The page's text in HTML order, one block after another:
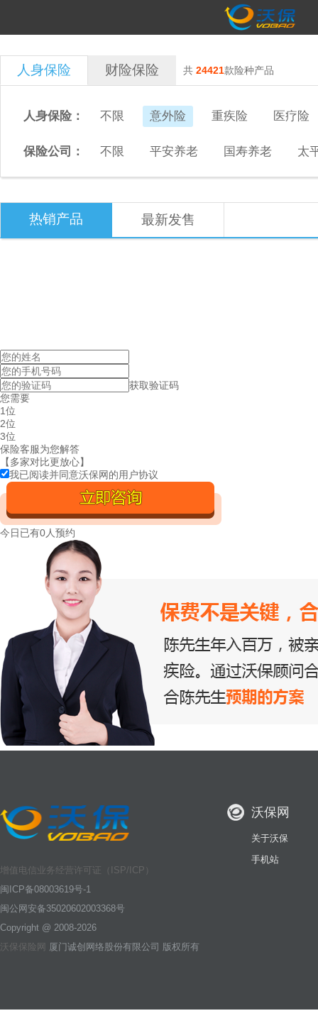
人身保险 财险保险 共 24421款险种产品
人身保险： 不限 意外险 重疾险 医疗险
保险公司： 不限 平安养老 国寿养老 太
热销产品 最新发售
获取验证码
您需要
1位
2位
3位
保险客服为您解答
【多家对比更放心】
我已阅读并同意沃保网的用户协议
今日已有0人预约
增值电信业务经营许可证（ISP/ICP）
闽ICP备08003619号-1
闽公网安备35020602003368号
Copyright @ 2008-2026
沃保保险网 厦门诚创网络股份有限公司 版权所有
沃保网
关于沃保
手机站